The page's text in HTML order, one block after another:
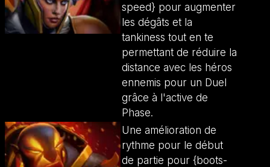
speed} pour augmenter
les dégâts et la
tankiness tout en te
permettant de réduire la
distance avec les héros
ennemis pour un Duel
grâce à l'active de
Phase.
Une amélioration de
rythme pour le début
de partie pour {boots-